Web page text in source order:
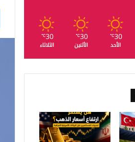
30
℃
الأحد
30
℃
الأثنين
30
℃
الثلاثاء